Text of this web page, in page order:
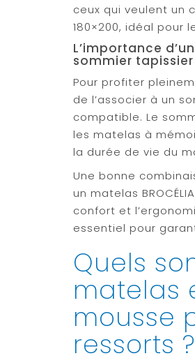
ceux qui veulent un
180×200, idéal pour
L’importance
sommier tapissier
Pour profiter
de l’associer à un
compatible. Le
les matelas à
la durée de vie du
Une bonne
un matelas
confort et
essentiel pour
Quels
matelas
mousse
ressorts ?